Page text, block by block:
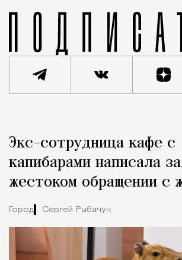
Город
Экс-сотрудница кафе с
капибарами написала
жестоком обращении с
Город Сергей Рыбачук